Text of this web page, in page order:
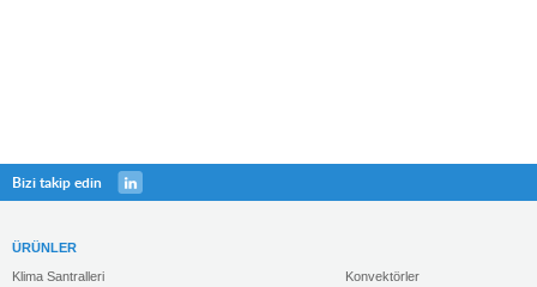
Bizi takip edin
ÜRÜNLER
Klima Santralleri
Konvektörler